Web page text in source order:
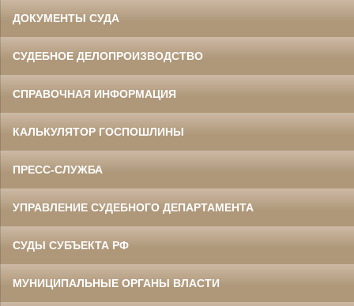
ДОКУМЕНТЫ СУДА
СУДЕБНОЕ ДЕЛОПРОИЗВОДСТВО
СПРАВОЧНАЯ ИНФОРМАЦИЯ
КАЛЬКУЛЯТОР ГОСПОШЛИНЫ
ПРЕСС-СЛУЖБА
УПРАВЛЕНИЕ СУДЕБНОГО ДЕПАРТАМЕНТА
СУДЫ СУБЪЕКТА РФ
МУНИЦИПАЛЬНЫЕ ОРГАНЫ ВЛАСТИ